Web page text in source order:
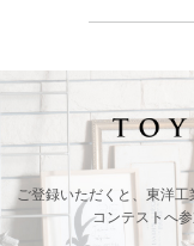
ご登録いただくと、東洋
コンテストへ